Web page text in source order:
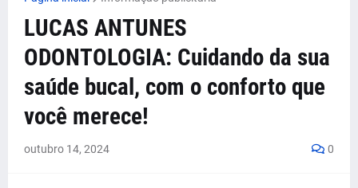
LUCAS ANTUNES
ODONTOLOGIA: Cuidando da sua
saúde bucal, com o conforto que
você merece!
outubro 14, 2024 0